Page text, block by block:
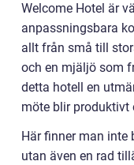
Welcome Hotel är
anpassningsbara
allt från små till
och en mjäljö som
detta hotell en
möte blir produktivt
Här finner man inte
utan även en rad